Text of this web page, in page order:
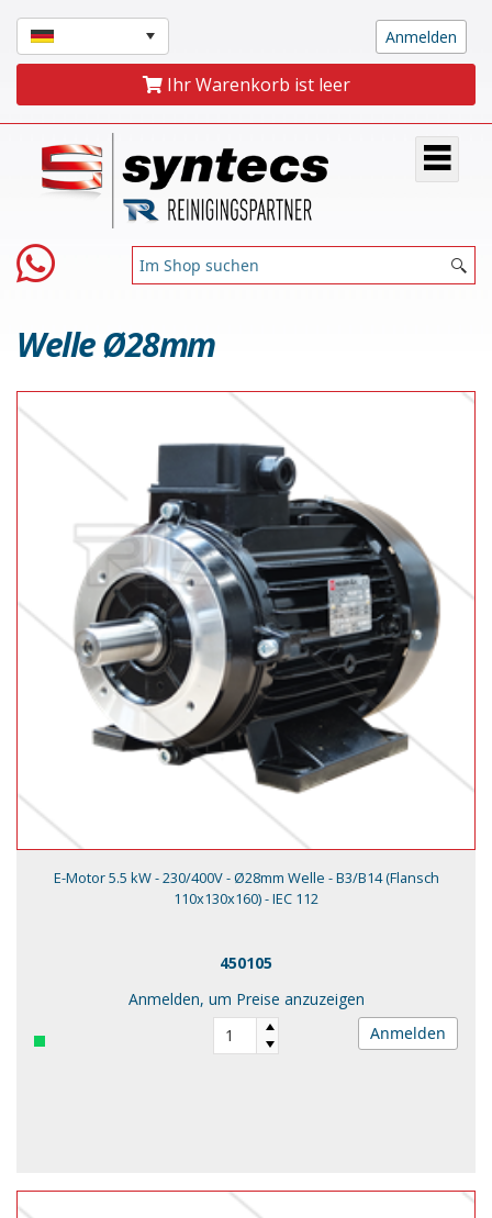
Ihr Warenkorb ist leer
Welle Ø28mm
E-Motor 5.5 kW - 230/400V - Ø28mm Welle - B3/B14 (Flansch
110x130x160) - IEC 112
450105
Anmelden, um Preise anzuzeigen
Anmelden